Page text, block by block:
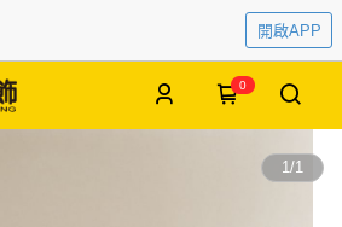
開啟APP
0
1/1